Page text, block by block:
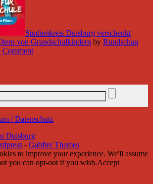
Studienkreis Duisburg verschenkt
von Grundschulkindern by Rundschau
Comment
/ Datenschutz
Duisburg
- Gabfire Themes
to improve your experience. We'll assume
you can opt-out if you wish.Accept